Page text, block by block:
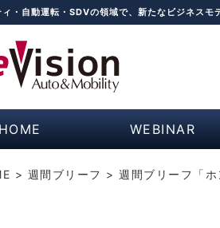
ィ・自動運転・SDVの領域で、新たなビジネス
HOME WEBINAR
> 週間ブリーフ > 週間ブリーフ「